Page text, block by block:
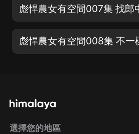
選擇您的地區